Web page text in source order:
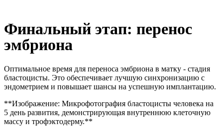
Финальный этап: перенос
эмбриона
Оптимальное время для переноса эмбриона в матку - стадия
бластоцисты. Это обеспечивает лучшую синхронизацию с
эндометрием и повышает шансы на успешную имплантацию.
**Изображение: Микрофотография бластоцисты человека на
5 день развития, демонстрирующая внутреннюю клеточную
массу и трофэктодерму.**